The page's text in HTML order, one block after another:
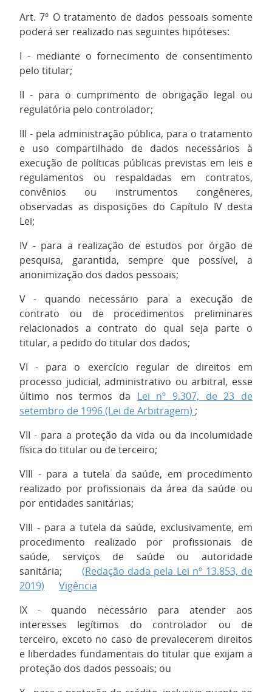
Art. 7º O tratamento de dados pessoais somente
poderá ser realizado nas seguintes hipóteses:
I - mediante o fornecimento de consentimento
pelo titular;
II - para o cumprimento de obrigação legal ou
regulatória pelo controlador;
III - pela administração pública, para o tratamento
e uso compartilhado de dados necessários à
execução de políticas públicas previstas em leis e
regulamentos ou respaldadas em contratos,
convênios ou instrumentos congêneres,
observadas as disposições do Capítulo IV desta
Lei;
IV - para a realização de estudos por órgão de
pesquisa, garantida, sempre que possível, a
anonimização dos dados pessoais;
V - quando necessário para a execução de
contrato ou de procedimentos preliminares
relacionados a contrato do qual seja parte o
titular, a pedido do titular dos dados;
VI - para o exercício regular de direitos em
processo judicial, administrativo ou arbitral, esse
último nos termos da Lei nº 9.307, de 23 de
setembro de 1996 (Lei de Arbitragem) ;
VII - para a proteção da vida ou da incolumidade
física do titular ou de terceiro;
VIII - para a tutela da saúde, em procedimento
realizado por profissionais da área da saúde ou
por entidades sanitárias;
VIII - para a tutela da saúde, exclusivamente, em
procedimento realizado por profissionais de
saúde, serviços de saúde ou autoridade
sanitária; (Redação dada pela Lei nº 13.853, de
2019)
Vigência
IX - quando necessário para atender aos
interesses legítimos do controlador ou de
terceiro, exceto no caso de prevalecerem direitos
e liberdades fundamentais do titular que exijam a
proteção dos dados pessoais; ou